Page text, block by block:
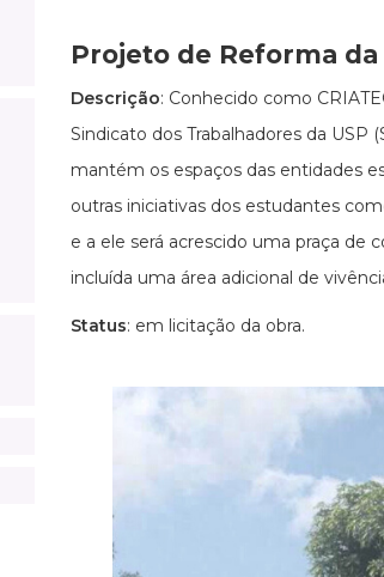
Projeto de Reforma
Descrição: Conhecido como
Sindicato dos Trabalhadores da USP
mantém os espaços das entidades
outras iniciativas dos estudantes
e a ele será acrescido uma praça de
incluída uma área adicional de
Status: em licitação da obra.